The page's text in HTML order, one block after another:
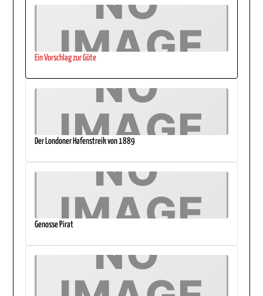
Ein Vorschlag zur Güte
Der Londoner Hafenstreik von 1889
Genosse Pirat